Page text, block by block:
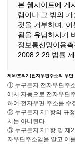
본 웹사이트에 게
램이나 그 밖의
것을 거부하며,
됨을 유념하시기
정보통신망이용
2008.2.29 법률
제50조의2 (전자우편주소의 무
① 누구든지 전자우편주
에서 자동으로 전자우편
하여 전자우편 주소를 수
② 누구든지 제1항의 규
서는 아니된다.
③ 누구든지 제1항 및 제2
자우편주소임을 알고 이